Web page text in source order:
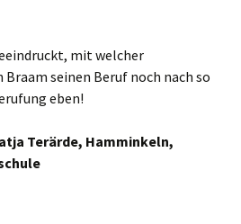
mit welcher
seinen Beruf noch nach so
eben!
Terärde, Hamminkeln,